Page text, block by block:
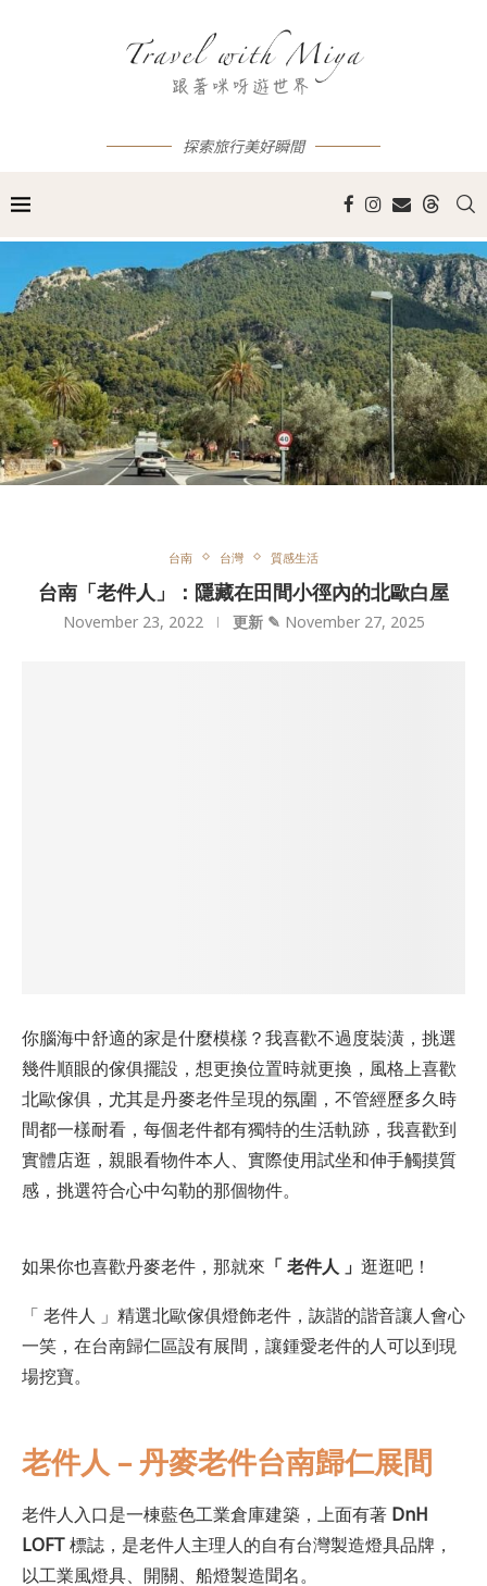
探索旅行美好瞬間
台南 台灣 質感生活
台南「老件人」：隱藏在田間小徑內的北歐白屋
November 23, 2022 更新 ✎ November 27, 2025
你腦海中舒適的家是什麼模樣？我喜歡不過度裝潢，挑選
幾件順眼的傢俱擺設，想更換位置時就更換，風格上喜歡
北歐傢俱，尤其是丹麥老件呈現的氛圍，不管經歷多久時
間都一樣耐看，每個老件都有獨特的生活軌跡，我喜歡到
實體店逛，親眼看物件本人、實際使用試坐和伸手觸摸質
感，挑選符合心中勾勒的那個物件。
如果你也喜歡丹麥老件，那就來 「 老件人 」 逛逛吧！
「 老件人 」精選北歐傢俱燈飾老件，詼諧的諧音讓人會心
一笑，在台南歸仁區設有展間，讓鍾愛老件的人可以到現
場挖寶。
老件人 – 丹麥老件台南歸仁展間
老件人入口是一棟藍色工業倉庫建築，上面有著 DnH
LOFT標誌，是老件人主理人的自有台灣製造燈具品牌，
以工業風燈具、開關、船燈製造聞名。